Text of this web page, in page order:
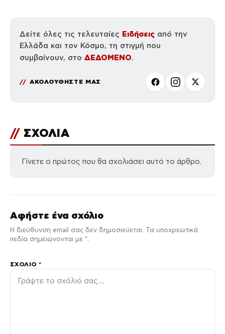
Δείτε όλες τις τελευταίες Ειδήσεις από την
Ελλάδα και τον Κόσμο, τη στιγμή που
συμβαίνουν, στο ΔΕΔΟΜΕΝΟ.
ΑΚΟΛΟΥΘΗΣΤΕ ΜΑΣ
// ΣΧΟΛΙΑ
Γίνετε ο πρώτος που θα σχολιάσει αυτό το άρθρο.
Αφήστε ένα σχόλιο
Η διεύθυνση email σας δεν δημοσιεύεται. Τα υποχρεωτικά
πεδία σημειώνονται με *.
ΣΧΌΛΙΟ*